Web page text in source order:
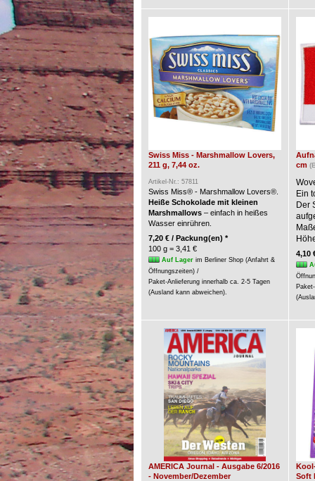
Swiss Miss - Marshmallow Lovers,
211 g, 7,44 oz.
Artikel-Nr.: 57811
Swiss Miss® - Marshmallow Lovers®.
Heiße Schokolade mit kleinen
Marshmallows– einfach in heißes
Wasser einrühren.
7,20 € / Packung(en) *
100 g = 3,41 €
Auf Lagerim Berliner Shop (Anfahrt &
Öffnungszeiten) /
Paket-Anlieferung innerhalb ca. 2-5 Tagen
(Ausland kann abweichen).
cm
Ein
Der
4,10
AMERICA Journal - Ausgabe 6/2016
- November/Dezember
Soft